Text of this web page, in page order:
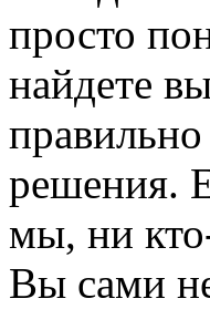
просто
найдете
правильно
решения.
мы, ни
Вы сами